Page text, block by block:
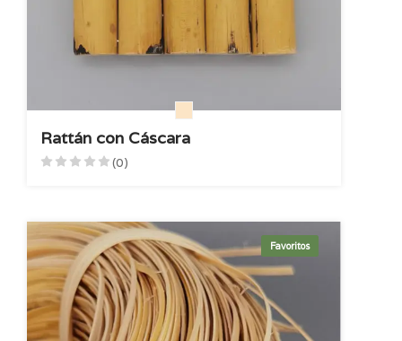
Rattán con Cáscara
(0)
Favoritos